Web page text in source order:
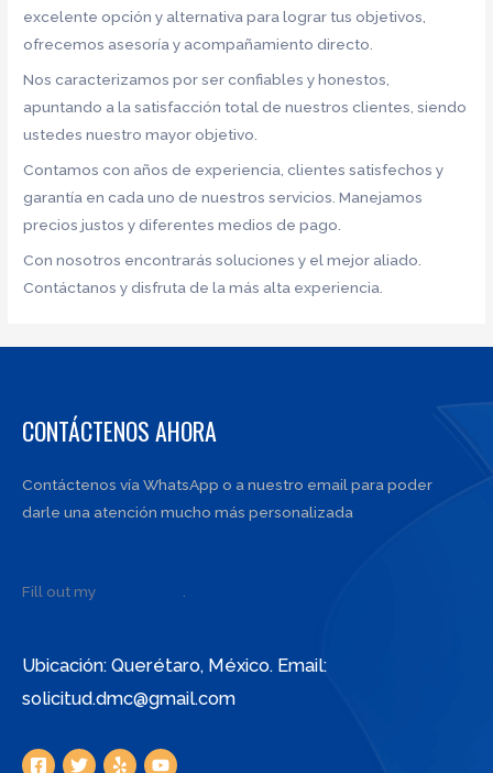
excelente opción y alternativa para lograr tus objetivos,
ofrecemos asesoría y acompañamiento directo.
Nos caracterizamos por ser confiables y honestos,
apuntando a la satisfacción total de nuestros clientes, siendo
ustedes nuestro mayor objetivo.
Contamos con años de experiencia, clientes satisfechos y
garantía en cada uno de nuestros servicios. Manejamos
precios justos y diferentes medios de pago.
Con nosotros encontrarás soluciones y el mejor aliado.
Contáctanos y disfruta de la más alta experiencia.
CONTÁCTENOS AHORA
Contáctenos vía WhatsApp o a nuestro email para poder
darle una atención mucho más personalizada
Fill out my .
Ubicación: Querétaro, México. Email:
solicitud.dmc@gmail.com